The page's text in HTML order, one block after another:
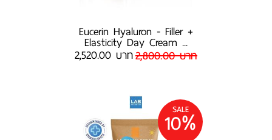
​​​​​​​Eucerin Hyaluron - Filler +
Elasticity Day Cream ...
2,800.00 บาท
2,520.00 บาท
SALE
10%